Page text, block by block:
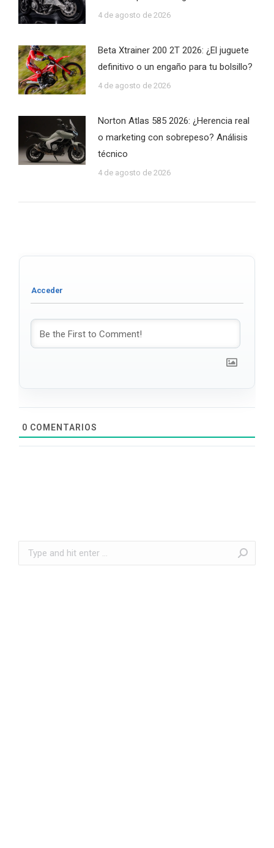
4 de agosto de 2026
Beta Xtrainer 200 2T 2026: ¿El juguete
definitivo o un engaño para tu bolsillo?
4 de agosto de 2026
Norton Atlas 585 2026: ¿Herencia real
o marketing con sobrepeso? Análisis
técnico
4 de agosto de 2026
0 COMENTARIOS
Search: